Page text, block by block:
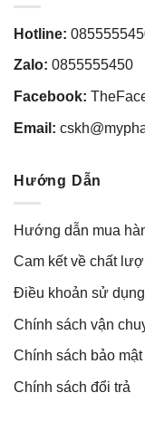
Hotline:
Zalo: 0855555450
Facebook:
Email:
Hướng Dẫn
Hướng dẫn mua
Cam kết về chất
Điều khoản sử dụng
Chính sách vận
Chính sách bảo mật
Chính sách đổi trả